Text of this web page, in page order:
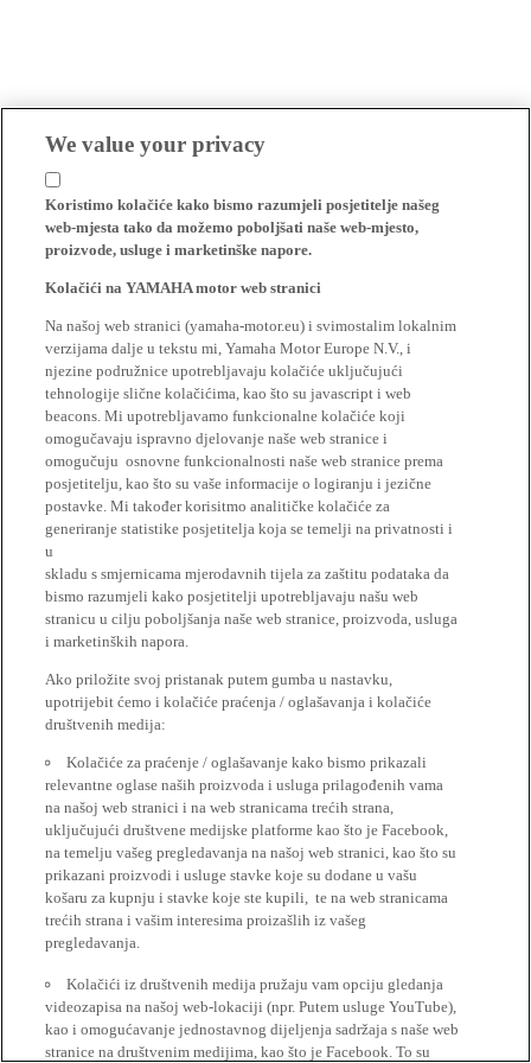
We value your privacy
Koristimo kolačiće kako bismo razumjeli posjetitelje našeg
web-mjesta tako da možemo poboljšati naše web-mjesto,
proizvode, usluge i marketinške napore.
Kolačići na YAMAHA motor web stranici
Na našoj web stranici (yamaha-motor.eu) i svimostalim lokalnim
verzijama dalje u tekstu mi, Yamaha Motor Europe N.V., i
njezine podružnice upotrebljavaju kolačiće uključujući
tehnologije slične kolačićima, kao što su javascript i web
beacons. Mi upotrebljavamo funkcionalne kolačiće koji
omogučavaju ispravno djelovanje naše web stranice i
omogučuju osnovne funkcionalnosti naše web stranice prema
posjetitelju, kao što su vaše informacije o logiranju i jezične
postavke. Mi također korisitmo analitičke kolačiće za
generiranje statistike posjetitelja koja se temelji na privatnosti i
u
skladu s smjernicama mjerodavnih tijela za zaštitu podataka da
bismo razumjeli kako posjetitelji upotrebljavaju našu web
stranicu u cilju poboljšanja naše web stranice, proizvoda, usluga
i marketinških napora.
Ako priložite svoj pristanak putem gumba u nastavku,
upotrijebit ćemo i kolačiće praćenja / oglašavanja i kolačiće
društvenih medija:
Kolačiće za praćenje / oglašavanje kako bismo prikazali
relevantne oglase naših proizvoda i usluga prilagođenih vama
na našoj web stranici i na web stranicama trećih strana,
uključujući društvene medijske platforme kao što je Facebook,
na temelju vašeg pregledavanja na našoj web stranici, kao što su
prikazani proizvodi i usluge stavke koje su dodane u vašu
košaru za kupnju i stavke koje ste kupili, te na web stranicama
trećih strana i vašim interesima proizašlih iz vašeg
pregledavanja.
Kolačići iz društvenih medija pružaju vam opciju gledanja
videozapisa na našoj web-lokaciji (npr. Putem usluge YouTube),
kao i omogućavanje jednostavnog dijeljenja sadržaja s naše web
stranice na društvenim medijima, kao što je Facebook. To su